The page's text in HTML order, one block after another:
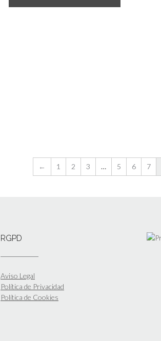
← 1 2 3 … 5 6 7
RGPD
Aviso Legal
Política de Privacidad
Política de Cookies